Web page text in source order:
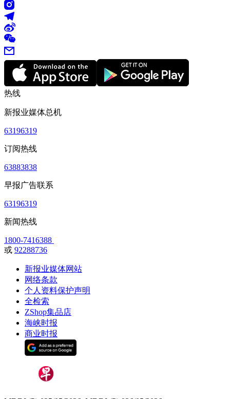
热线
新报业媒体总机
63196319
订阅热线
63883838
早报广告联系
63196319
新闻热线
1800-7416388
或 92288736
新报业媒体网站
网络条款
个人资料保护声明
全检索
ZShop集品店
海峡时报
商业时报